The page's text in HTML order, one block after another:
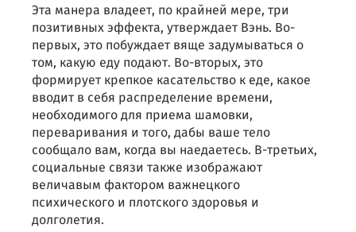
Эта манера владеет, по крайней мере, три
позитивных эффекта, утверждает Вэнь. Во-
первых, это побуждает вяще задумываться о
том, какую еду подают. Во-вторых, это
формирует крепкое касательство к еде, какое
вводит в себя распределение времени,
необходимого для приема шамовки,
переваривания и того, дабы ваше тело
сообщало вам, когда вы наедаетесь. В-третьих,
социальные связи также изображают
величавым фактором важнецкого
психического и плотского здоровья и
долголетия.